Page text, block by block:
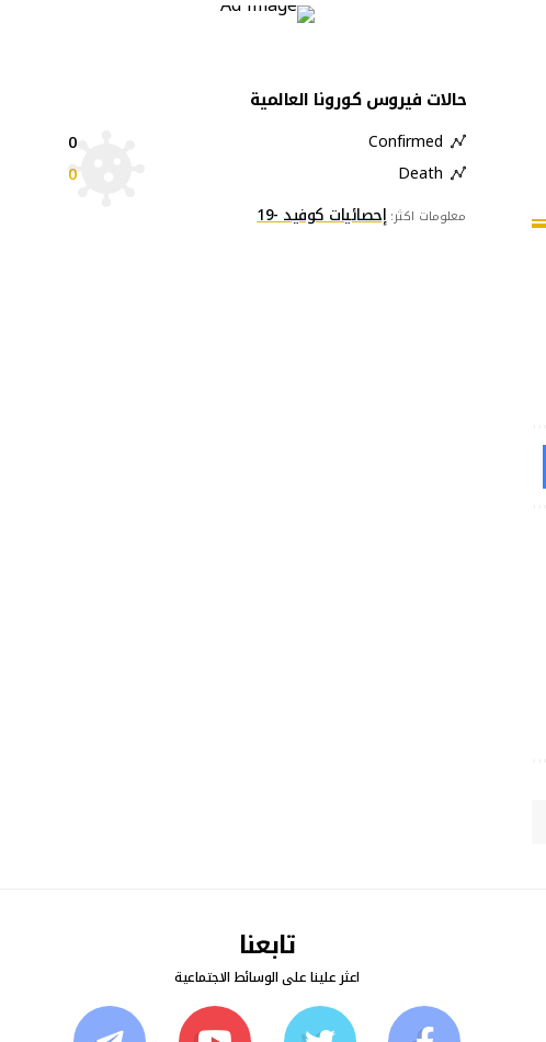
حالات فيروس كورونا العالمية
Confirmed
0
Death
0
معلومات اكثر:إحصائيات كوفيد -19
تابعنا
اعثر علينا على الوسائط الاجتماعية